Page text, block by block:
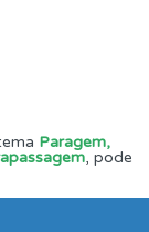
Paragem,
, pode